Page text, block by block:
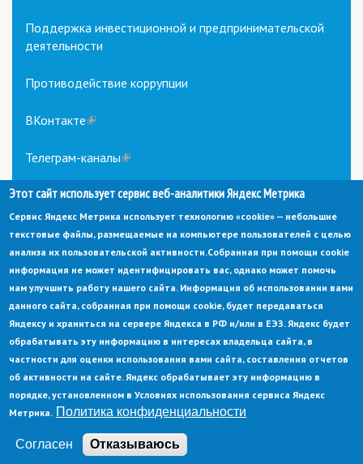
Поддержка инвестиционной и предпринимательской
деятельности
Противодействие коррупции
ВКонтакте(link
external)
Телеграм-каналы(link
external)
© Администрация города Заречный
Электронная почта:
adm@zarechny.zato.ru
sends
e-
mail)
Пензенская обл, г. Заречный, пр-кт. 30-летия Победы, д. 27, 442960
При публикации материалов сайта ссылка на источник обязательна.
Политика конфиденциальности Ссылка на старый сайт
Этот сайт использует сервис веб-аналитики Яндекс Метрика
Сервис Яндекс Метрика использует технологию «cookie» — небольшие
текстовые файлы, размещаемые на компьютере пользователей с целью
анализа их пользовательской активности.Собранная при помощи cookie
информация не может идентифицировать вас, однако может помочь
нам улучшить работу нашего сайта. Информация об использовании вами
данного сайта, собранная при помощи cookie, будет передаваться
Яндексу и храниться на сервере Яндекса в РФ и/или в ЕЭЗ. Яндекс будет
обрабатывать эту информацию в интересах владельца сайта, в
частности для оценки использования вами сайта, составления отчетов
об активности на сайте. Яндекс обрабатывает эту информацию в
порядке, установленном в Условиях использования сервиса Яндекс
Метрика. Политика конфиденциальности
Согласен Отказываюсь